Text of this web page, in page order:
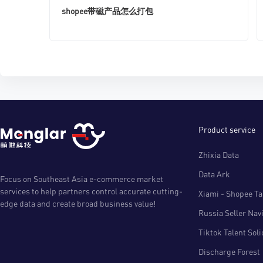
shopee带磁产品怎么打包
Focus on Southeast Asia e-commerce market
services to help partners control accurate cutting-
edge data and create broad business value!
Product service
Zhixia Data
Data Ark
Xiami - Shopee
Russia Seller
Tiktok Talent
Discharge Forest